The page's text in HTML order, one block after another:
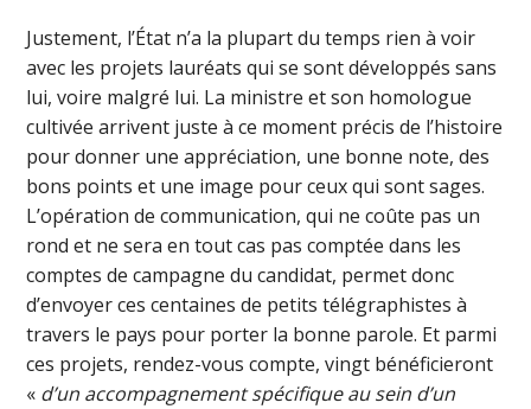
Justement, l’État n’a la plupart du temps rien à voir
avec les projets lauréats qui se sont développés sans
lui, voire malgré lui. La ministre et son homologue
cultivée arrivent juste à ce moment précis de l’histoire
pour donner une appréciation, une bonne note, des
bons points et une image pour ceux qui sont sages.
L’opération de communication, qui ne coûte pas un
rond et ne sera en tout cas pas comptée dans les
comptes de campagne du candidat, permet donc
d’envoyer ces centaines de petits télégraphistes à
travers le pays pour porter la bonne parole. Et parmi
ces projets, rendez-vous compte, vingt bénéficieront
« d’un accompagnement spécifique au sein d’un